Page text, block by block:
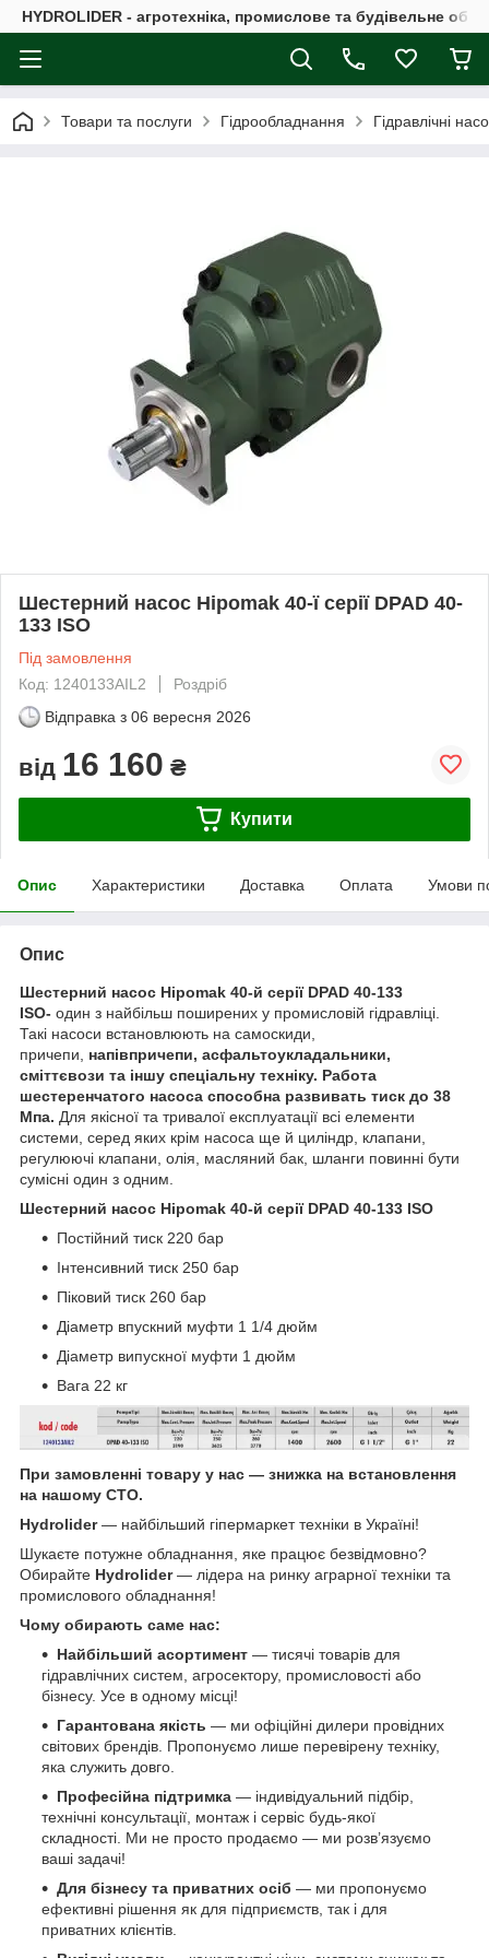
HYDROLIDER - агротехніка, промислове та будівельне
Товари та послуги Гідрообладнання Гідравлічні
Шестерний насос Hipomak 40-ї серії DPAD 40-
133 ISO
Під замовлення
Код: 1240133AIL2
Роздріб
Відправка з 06 вересня 2026
від 16 160 ₴
Купити
Опис Характеристики Доставка Оплата Умови
Опис
Шестерний насос Hipomak 40-й серії DPAD 40-133
ISO- один з найбільш поширених у промисловій гідравліці.
Такі насоси встановлюють на самоскиди,
причепи, напівпричепи, асфальтоукладальники,
сміттєвози та іншу спеціальну техніку. Работа
шестеренчатого насоса способна развивать тиск до 38
Мпа. Для якісної та тривалої експлуатації всі елементи
системи, серед яких крім насоса ще й циліндр, клапани,
регулюючі клапани, олія, масляний бак, шланги повинні бути
сумісні один з одним.
Шестерний насос Hipomak 40-й серії DPAD 40-133 ISO
Постійний тиск 220 бар
Інтенсивний тиск 250 бар
Піковий тиск 260 бар
Діаметр впускний муфти 1 1/4 дюйм
Діаметр випускної муфти 1 дюйм
Вага 22 кг
При замовленні товару у нас ― знижка на встановлення
на нашому СТО.
Hydrolider— найбільший гіпермаркет техніки в Україні!
Шукаєте потужне обладнання, яке працює безвідмовно?
Обирайте Hydrolider— лідера на ринку аграрної техніки та
промислового обладнання!
Чому обирають саме нас:
Найбільший асортимент — тисячі товарів для
гідравлічних систем, агросектору, промисловості або
бізнесу. Усе в одному місці!
Гарантована якість — ми офіційні дилери провідних
світових брендів. Пропонуємо лише перевірену техніку,
яка служить довго.
Професійна підтримка — індивідуальний підбір,
технічні консультації, монтаж і сервіс будь-якої
складності. Ми не просто продаємо — ми розв’язуємо
ваші задачі!
Для бізнесу та приватних осіб — ми пропонуємо
ефективні рішення як для підприємств, так і для
приватних клієнтів.